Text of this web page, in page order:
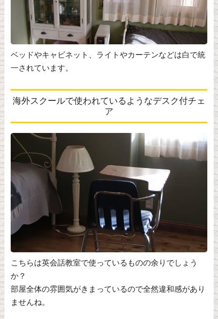
ベッドやキャビネット、ライトやカーテンなどは白で統
一されています。
海外スクールで使われているようなデスク付チェ
ア
こちらは英会話教室で使っているものの余りでしょう
か？
部屋全体の雰囲気がきまっているので全然違和感があり
ませんね。